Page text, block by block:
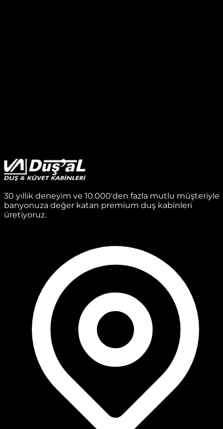
30 yıllık deneyim ve 10.000'den fazla mutlu müşteriyle
banyonuza değer katan premium duş kabinleri
üretiyoruz.